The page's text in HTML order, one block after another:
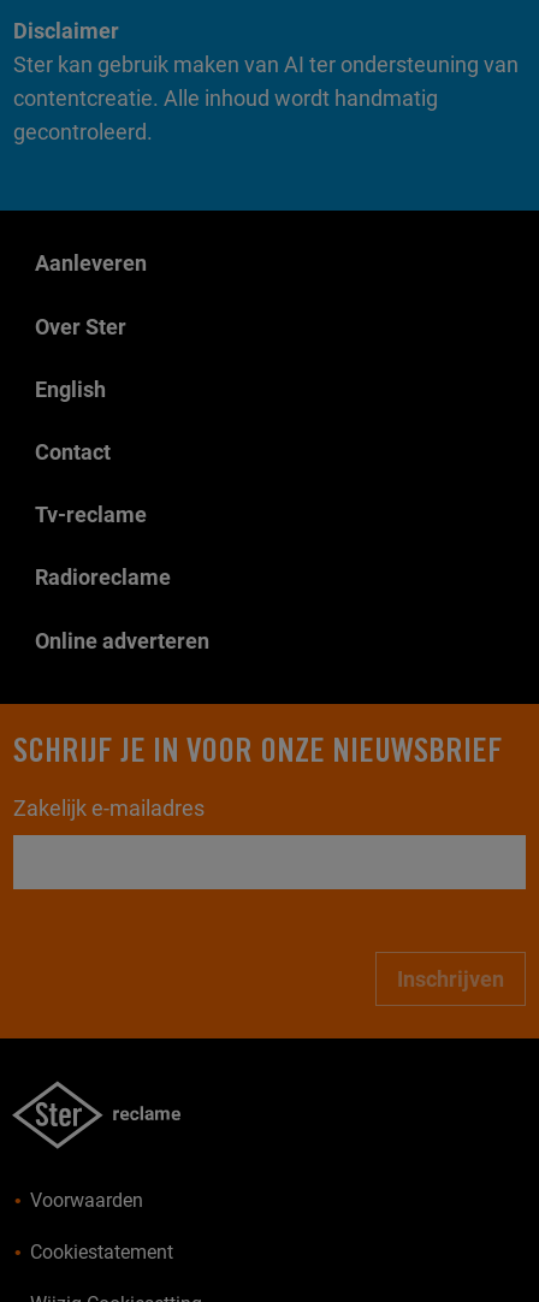
Disclaimer
Ster kan gebruik maken van AI ter ondersteuning van
contentcreatie. Alle inhoud wordt handmatig
gecontroleerd.
Aanleveren
Over Ster
English
Contact
Tv-reclame
Radioreclame
Online adverteren
SCHRIJF JE IN VOOR ONZE NIEUWSBRIEF
Zakelijk e-mailadres
Inschrijven
Voorwaarden
Cookiestatement